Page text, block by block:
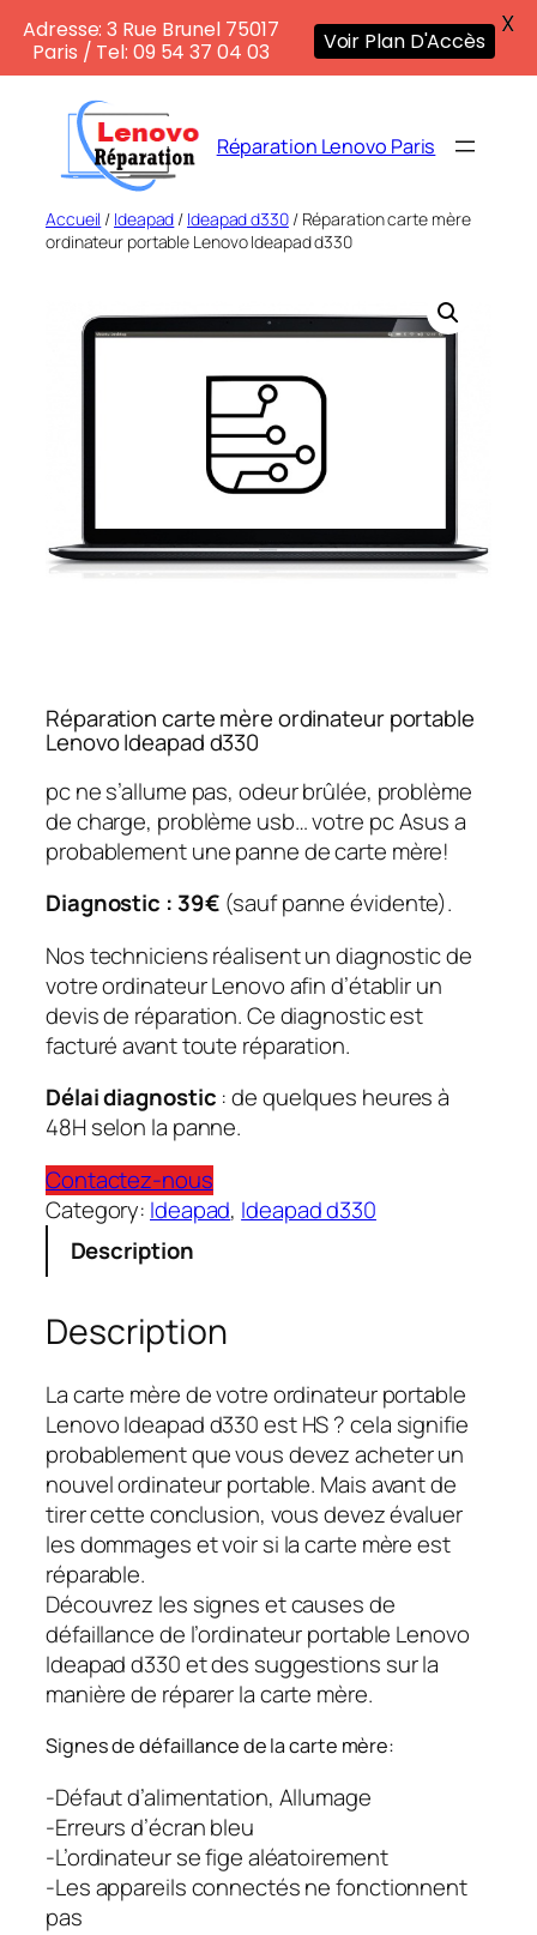
contenu
Réparation Lenovo Paris
Accueil / Ideapad / Ideapad d330/ Réparation carte mère
ordinateur portable Lenovo Ideapad d330
Réparation carte mère ordinateur portable
Lenovo Ideapad d330
pc ne s’allume pas, odeur brûlée, problème
de charge, problème usb… votre pc Asus a
probablement une panne de carte mère!
Diagnostic : 39€ (sauf panne évidente).
Nos techniciens réalisent un diagnostic de
votre ordinateur Lenovo afin d’établir un
devis de réparation. Ce diagnostic est
facturé avant toute réparation.
Délai diagnostic : de quelques heures à
48H selon la panne.
Contactez-nous
Category: Ideapad, Ideapad d330
Description
Description
La carte mère de votre ordinateur portable
Lenovo Ideapad d330 est HS ? cela signifie
probablement que vous devez acheter un
nouvel ordinateur portable. Mais avant de
tirer cette conclusion, vous devez évaluer
les dommages et voir si la carte mère est
réparable.
Découvrez les signes et causes de
défaillance de l’ordinateur portable Lenovo
Ideapad d330 et des suggestions sur la
manière de réparer la carte mère.
Signes de défaillance de la carte mère:
-Défaut d’alimentation, Allumage
-Erreurs d’écran bleu
-L’ordinateur se fige aléatoirement
-Les appareils connectés ne fonctionnent
pas
Adresse: 3 Rue Brunel 75017
Paris / Tel: 09 54 37 04 03
Voir Plan D'Accès
X